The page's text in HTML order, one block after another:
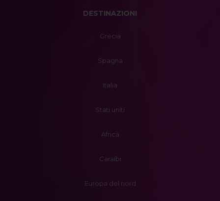
DESTINAZIONI
Grecia
Spagna
Italia
Stati uniti
Africa
Caraibi
Europa del nord